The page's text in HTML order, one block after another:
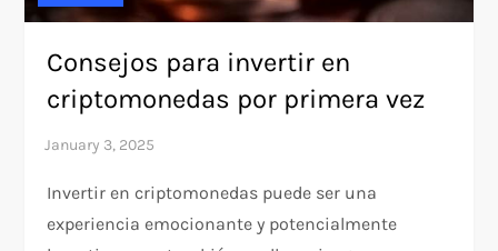
Consejos para invertir en
criptomonedas por primera vez
Invertir en criptomonedas puede ser una
experiencia emocionante y potencialmente